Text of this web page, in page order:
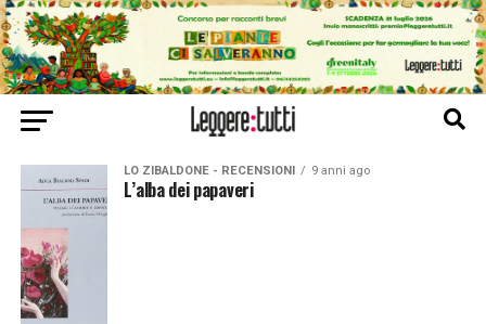
LO ZIBALDONE - RECENSIONI 9 anni ago
L’alba dei papaveri